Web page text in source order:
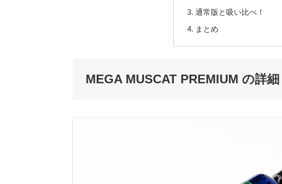
通常版と吸い比べ！
まとめ
MEGA MUSCAT PREMIUM の詳細